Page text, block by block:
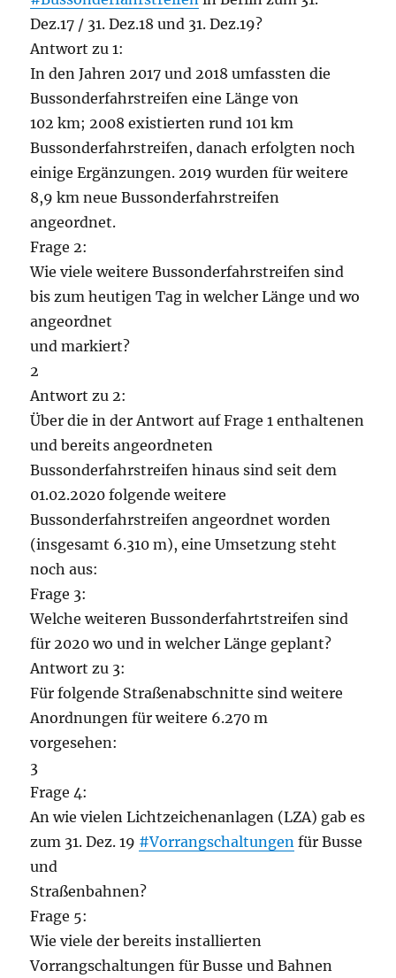
Dez.17 / 31. Dez.18 und 31. Dez.19?
Antwort zu 1:
In den Jahren 2017 und 2018 umfassten die
Bussonderfahrstreifen eine Länge von
102 km; 2008 existierten rund 101 km
Bussonderfahrstreifen, danach erfolgten noch
einige Ergänzungen. 2019 wurden für weitere
8,9 km neue Bussonderfahrstreifen
angeordnet.
Frage 2:
Wie viele weitere Bussonderfahrstreifen sind
bis zum heutigen Tag in welcher Länge und wo
angeordnet
und markiert?
2
Antwort zu 2:
Über die in der Antwort auf Frage 1 enthaltenen
und bereits angeordneten
Bussonderfahrstreifen hinaus sind seit dem
01.02.2020 folgende weitere
Bussonderfahrstreifen angeordnet worden
(insgesamt 6.310 m), eine Umsetzung steht
noch aus:
Frage 3:
Welche weiteren Bussonderfahrtstreifen sind
für 2020 wo und in welcher Länge geplant?
Antwort zu 3:
Für folgende Straßenabschnitte sind weitere
Anordnungen für weitere 6.270 m
vorgesehen:
3
Frage 4:
An wie vielen Lichtzeichenanlagen (LZA) gab es
zum 31. Dez. 19 #Vorrangschaltungen für Busse
und
Straßenbahnen?
Frage 5:
Wie viele der bereits installierten
Vorrangschaltungen für Busse und Bahnen